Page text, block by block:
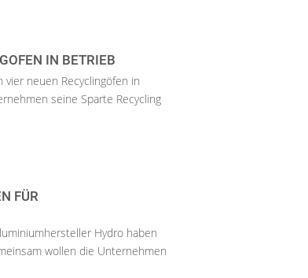
IN BETRIEB
neuen Recyclingöfen in
seine Sparte Recycling
FÜR
Hydro haben
wollen die Unternehmen